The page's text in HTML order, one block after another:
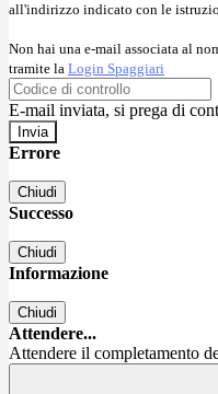
all'indirizzo indicato con le
Non hai una e-mail associata al
tramite la Login Spaggiari
E-mail inviata, si prega di
Errore
Chiudi
Successo
Chiudi
Informazione
Chiudi
Attendere...
Attendere il completamento